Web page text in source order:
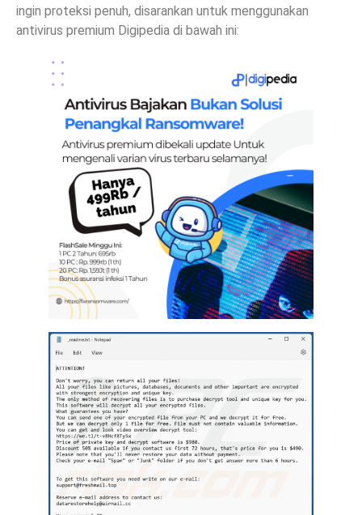
ingin proteksi penuh, disarankan untuk menggunakan
antivirus premium Digipedia di bawah ini: